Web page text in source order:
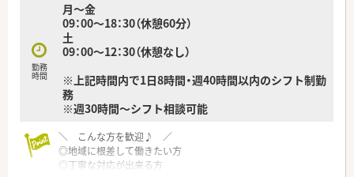
勤務
時間
月～金
09：00～18：30（休憩60分）
土
09：00～12：30（休憩なし）
※上記時間内で1日8時間・週40時間以内のシフト制勤
務
※週30時間～シフト相談可能
＼ こんな方を歓迎♪ ／
◎地域に根差して働きたい方
◎丁寧な対応が出来る方